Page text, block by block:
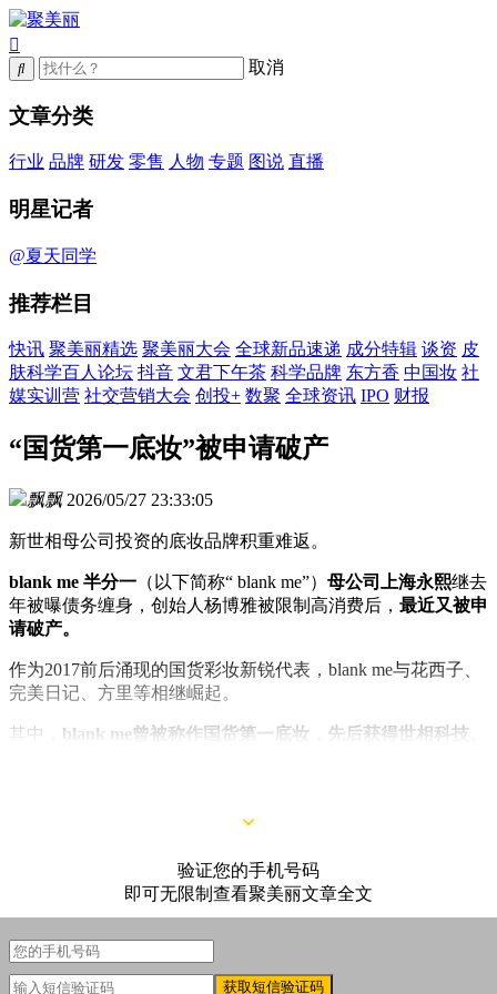
取消
文章分类
行业 品牌 研发 零售 人物 专题 图说 直播
明星记者
@夏天同学
推荐栏目
快讯 聚美丽精选 聚美丽大会 全球新品速递 成分特辑 谈资 皮
肤科学百人论坛 抖音 文君下午茶 科学品牌 东方香 中国妆 社
媒实训营 社交营销大会 创投+ 数聚 全球资讯 IPO 财报
“国货第一底妆”被申请破产
飘飘 2026/05/27 23:33:05
新世相母公司投资的底妆品牌积重难返。
blank me 半分一 （以下简称“ blank me”） 母公司上海永熙继去
年被曝债务缠身，创始人杨博雅被限制高消费后， 最近又被申
请破产。
作为2017前后涌现的国货彩妆新锐代表，blank me与花西子、
完美日记、方里等相继崛起。
其中， blank me曾被称作国货第一底妆，先后获得世相科技、
验证您的手机号码
即可无限制查看聚美丽文章全文
获取短信验证码